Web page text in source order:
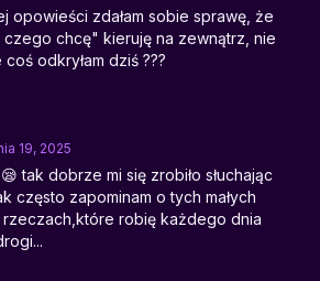
opowieści zdałam sobie sprawę, że
czego chcę" kieruję na zewnątrz, nie
odkryłam dziś ???
19, 2025
tak dobrze mi się zrobiło słuchając
często zapominam o tych małych
rzeczach,które robię każdego dnia